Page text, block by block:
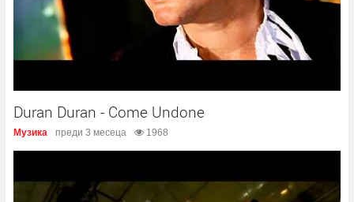
Duran Duran - Come Undone
Музика преди 3 месеца 1968